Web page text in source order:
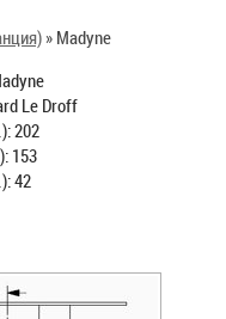
» Madyne
Le Droff
202
153
42